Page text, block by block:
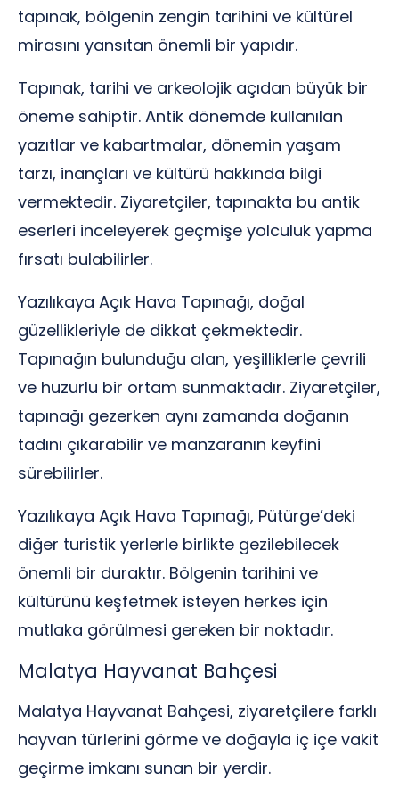
tapınak, bölgenin zengin tarihini ve kültürel
mirasını yansıtan önemli bir yapıdır.
Tapınak, tarihi ve arkeolojik açıdan büyük bir
öneme sahiptir. Antik dönemde kullanılan
yazıtlar ve kabartmalar, dönemin yaşam
tarzı, inançları ve kültürü hakkında bilgi
vermektedir. Ziyaretçiler, tapınakta bu antik
eserleri inceleyerek geçmişe yolculuk yapma
fırsatı bulabilirler.
Yazılıkaya Açık Hava Tapınağı, doğal
güzellikleriyle de dikkat çekmektedir.
Tapınağın bulunduğu alan, yeşilliklerle çevrili
ve huzurlu bir ortam sunmaktadır. Ziyaretçiler,
tapınağı gezerken aynı zamanda doğanın
tadını çıkarabilir ve manzaranın keyfini
sürebilirler.
Yazılıkaya Açık Hava Tapınağı, Pütürge’deki
diğer turistik yerlerle birlikte gezilebilecek
önemli bir duraktır. Bölgenin tarihini ve
kültürünü keşfetmek isteyen herkes için
mutlaka görülmesi gereken bir noktadır.
Malatya Hayvanat Bahçesi
Malatya Hayvanat Bahçesi, ziyaretçilere farklı
hayvan türlerini görme ve doğayla iç içe vakit
geçirme imkanı sunan bir yerdir.